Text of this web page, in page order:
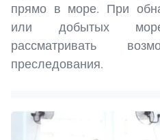
прямо в море. При
или добытых
рассматривать
преследования.